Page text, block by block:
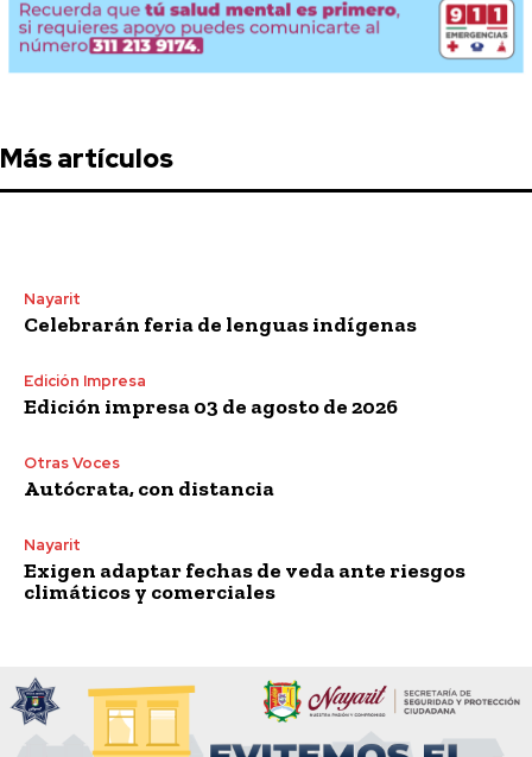
Más artículos
Nayarit
Celebrarán feria de lenguas indígenas
Edición Impresa
Edición impresa 03 de agosto de 2026
Otras Voces
Autócrata, con distancia
Nayarit
Exigen adaptar fechas de veda ante riesgos
climáticos y comerciales